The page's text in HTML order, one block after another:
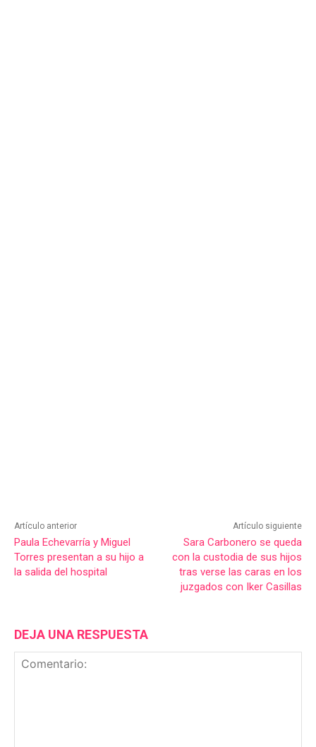
Artículo anterior
Paula Echevarría y Miguel
Torres presentan a su hijo a
la salida del hospital
Artículo siguiente
Sara Carbonero se queda
con la custodia de sus hijos
tras verse las caras en los
juzgados con Iker Casillas
DEJA UNA RESPUESTA